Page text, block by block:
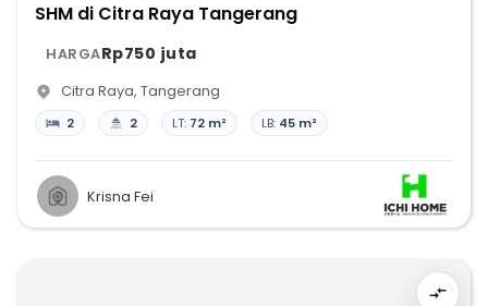
SHM di Citra Raya Tangerang
HARGARp750 juta
Citra Raya, Tangerang
2 2 LT: 72 m² LB: 45 m²
Krisna Fei